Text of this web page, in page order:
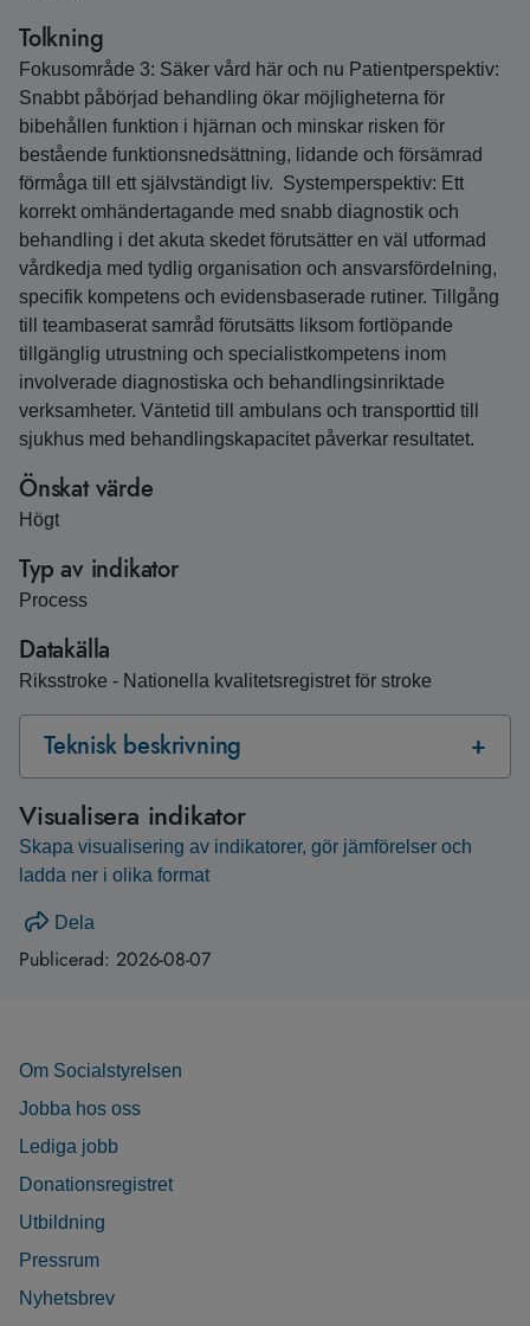
Tolkning
Fokusområde 3: Säker vård här och nu Patientperspektiv:
Snabbt påbörjad behandling ökar möjligheterna för
bibehållen funktion i hjärnan och minskar risken för
bestående funktionsnedsättning, lidande och försämrad
förmåga till ett självständigt liv. Systemperspektiv: Ett
korrekt omhändertagande med snabb diagnostik och
behandling i det akuta skedet förutsätter en väl utformad
vårdkedja med tydlig organisation och ansvarsfördelning,
specifik kompetens och evidensbaserade rutiner. Tillgång
till teambaserat samråd förutsätts liksom fortlöpande
tillgänglig utrustning och specialistkompetens inom
involverade diagnostiska och behandlingsinriktade
verksamheter. Väntetid till ambulans och transporttid till
sjukhus med behandlingskapacitet påverkar resultatet.
Önskat värde
Högt
Typ av indikator
Process
Datakälla
Riksstroke - Nationella kvalitetsregistret för stroke
Teknisk beskrivning
Visualisera indikator
Skapa visualisering av indikatorer, gör jämförelser och
ladda ner i olika format
Dela
Publicerad: 2026-08-07
Om Socialstyrelsen
Jobba hos oss
Lediga jobb
Donationsregistret
Utbildning
Pressrum
Nyhetsbrev